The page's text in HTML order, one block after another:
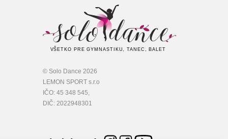
VŠETKO PRE GYMNASTIKU, TANEC, BALET
© Solo Dance 2026
LEMON SPORT s.r.o
IČO: 45 348 545,
DIČ: 2022948301